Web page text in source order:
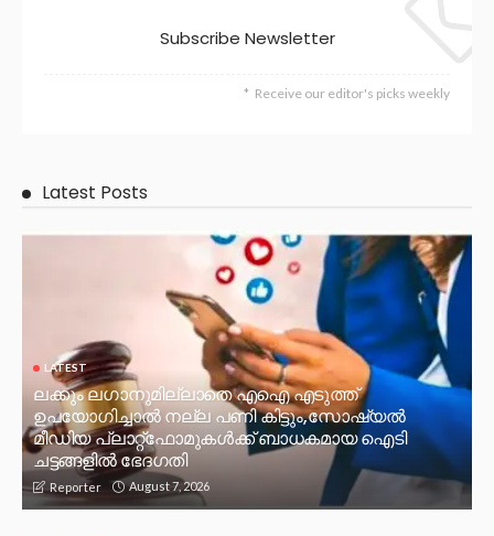
Subscribe Newsletter
Receive our editor's picks weekly
Latest Posts
LATEST
ലക്കും ലഗാനുമില്ലാതെ എഐ എടുത്ത്
ഉപയോഗിച്ചാല്‍ നല്ല പണി കിട്ടും,സോഷ്യല്‍
മീഡിയ പ്ലാറ്റ്‌ഫോമുകള്‍ക്ക് ബാധകമായ ഐടി
ചട്ടങ്ങളില്‍ ഭേദഗതി
Reporter August 7, 2026